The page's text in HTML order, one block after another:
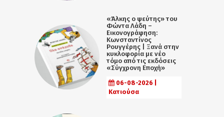
«Άλκης ο ψεύτης» του
Φώντα Λάδη –
Εικονογράφηση:
Κωνσταντίνος
Ρουγγέρης | Ξανά στην
κυκλοφορία με νέο
τόμο από τις εκδόσεις
«Σύγχρονη Εποχή»
06-08-2026 |
Κατιούσα